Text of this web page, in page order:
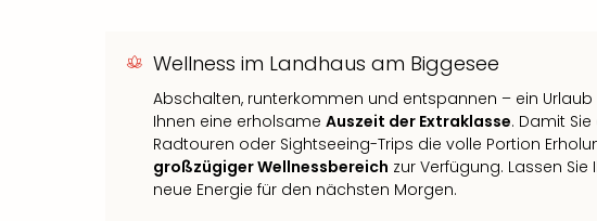
Wellness im Landhaus am Biggesee
Abschalten, runterkommen und entspannen – ein
Ihnen eine erholsame Auszeit der Extraklasse. Damit
Radtouren oder Sightseeing-Trips die volle Portion
großzügiger Wellnessbereich zur Verfügung. Lassen
neue Energie für den nächsten Morgen.